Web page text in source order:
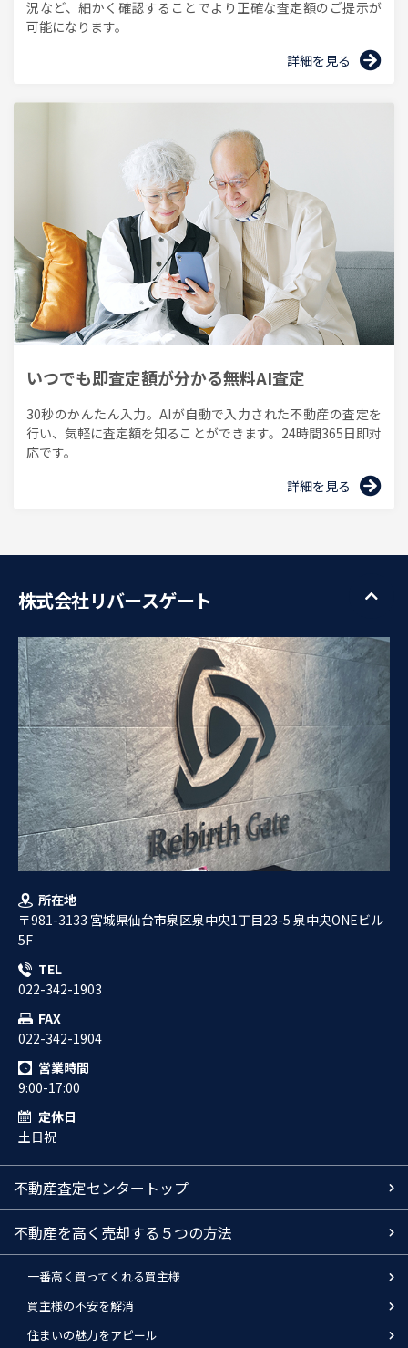
況など、細かく確認することでより正確な査定額のご提示が
可能になります。
詳細を見る
いつでも即査定額が分かる無料AI査定
30秒のかんたん入力。AIが自動で入力された不動産の査定を
行い、気軽に査定額を知ることができます。24時間365日即対
応です。
詳細を見る
株式会社リバースゲート
所在地
〒981-3133 宮城県仙台市泉区泉中央1丁目23-5 泉中央ONEビル
5F
TEL
022-342-1903
FAX
022-342-1904
営業時間
9:00-17:00
定休日
土日祝
不動産査定センタートップ
不動産を高く売却する５つの方法
一番高く買ってくれる買主様
買主様の不安を解消
住まいの魅力をアピール